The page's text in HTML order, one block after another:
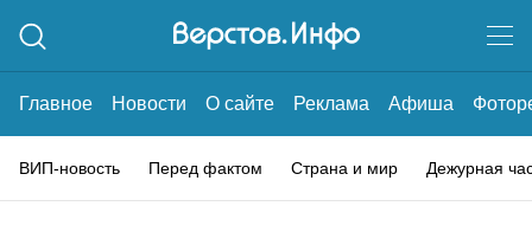
Главное Новости О сайте Реклама Афиша
ВИП-новость Перед фактом Страна и мир Дежурная